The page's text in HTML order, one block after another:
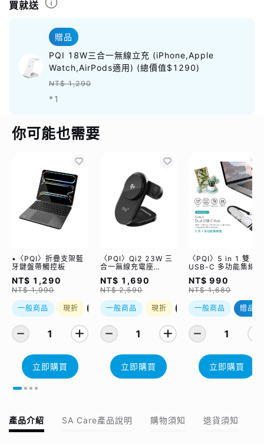
買就送
贈品
PQI 18W三合一無線立充 (iPhone,Apple
Watch,AirPods適用) (總價值$1290)
NT$ 1,290
*1
你可能也需要
•〈PQI〉折疊支架藍
牙鍵盤帶觸控板
NT$ 1,290
NT$ 1,990
一般商品 現折 優惠加購
1
立即購買
〈PQI〉Qi2 23W 三
合一無線充電座
(WCC2302)
NT$ 1,690
NT$ 2,590
一般商品 現折 優惠加購
1
立即購買
〈PQI〉5 in 1 雙
USB-C 多功能集線器
（限量加贈｜U988
class 10 Micro SD
記憶卡 64GB，附 SD
轉卡）
NT$ 990
NT$ 1,680
一般商品 贈品
1
立即購買
產品介紹 SA Care產品說明 購物須知 退貨須知